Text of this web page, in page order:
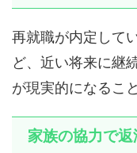
再就職が内定して
ど、近い将来に継
が現実的になるこ
家族の協力で